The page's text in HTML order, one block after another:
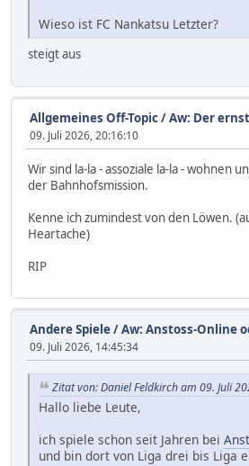
Wieso ist FC Nankatsu Letzter?
steigt aus
Allgemeines Off-Topic/Aw: Der
09. Juli 2026, 20:16:10
Wir sind la-la - assoziale la-la - wohnen
der Bahnhofsmission.
Kenne ich zumindest von den Löwen.
Heartache)
RIP
Andere Spiele/Aw: Anstoss-Online
09. Juli 2026, 14:45:34
Zitat von: Daniel Feldkirch am 09. Juli
Hallo liebe Leute,
ich spiele schon seit Jahren bei
und bin dort von Liga drei bis Liga